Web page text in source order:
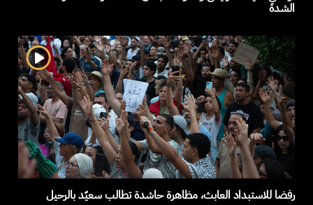
الشدة
رفضا للاستبداد العابث، مظاهرة حاشدة تطالب سعيّد بالرحيل